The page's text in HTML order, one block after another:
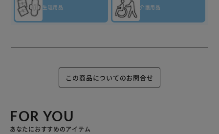
生理用品 介護用品
この商品についてのお問合せ
FOR YOU
あなたにおすすめのアイテム